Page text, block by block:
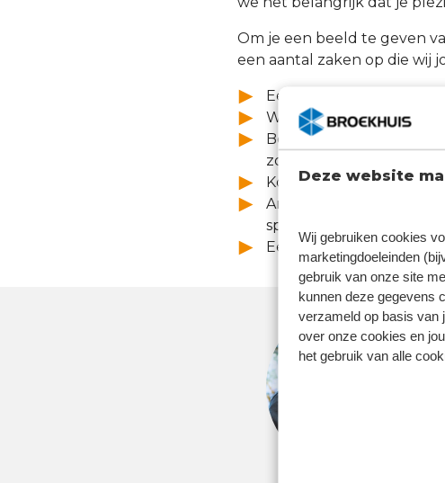
Deze website
Wij gebruiken cookies
marketingdoeleinden
gebruik van onze site
kunnen deze gegevens
verzameld op basis van
over onze cookies en
het gebruik van alle
Om je een beeld te geven
een aantal zaken op die wij
Een aantrekkelijke en
Werken met moderne
Begeleiding van jouw
zodat je specialist kan
Kortingen in de
Andere kortingen: op
sportabonnementen.
Een no-nonsense